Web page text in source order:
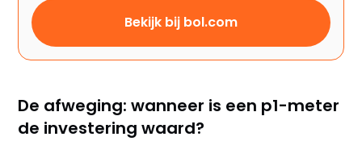
Bekijk bij bol.com
De afweging: wanneer is een p1-meter
de investering waard?